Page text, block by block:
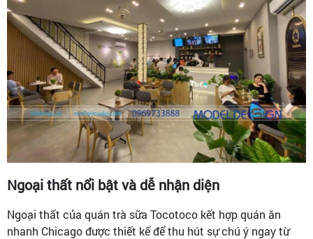
Ngoại thất nổi bật và dễ nhận diện
Ngoại thất của quán trà sữa Tocotoco kết hợp quán ăn
nhanh Chicago được thiết kế để thu hút sự chú ý ngay từ